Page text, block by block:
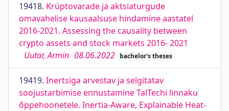
19418. Krüptovarade ja aktsiaturgude
omavahelise kausaalsuse hindamine aastatel
2016-2021. Assessing the causality between
crypto assets and stock markets 2016- 2021
Uutar, Armin 08.06.2022 bachelor's theses
19419. Inertsiga arvestav ja selgitatav
soojustarbimise ennustamine TalTechi linnaku
õppehoonetele. Inertia-Aware, Explainable Heat-